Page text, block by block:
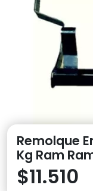
Remolque
Kg Ram
$11.510